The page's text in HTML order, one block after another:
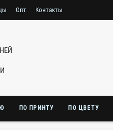
Опт Контакты
ПО ПРИНТУ ПО ЦВЕТУ